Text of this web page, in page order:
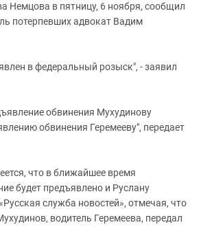
Немцова в пятницу, 6 ноября, сообщил
потерпевших адвокат Вадим
в федеральный розыск", - заявил
обвинения Мухудинову
обвинения Геремееву", передает
что в ближайшее время
будет предъявлено и Руслану
служба новостей», отмечая, что
водитель Геремеева, передал